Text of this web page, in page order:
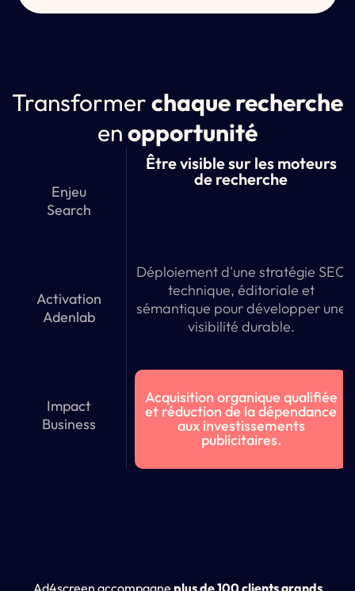
Transformerchaque recherche
enopportunité
Enjeu
Search
Être visible sur les moteurs
de recherche
Activation
Adenlab
Déploiement d'une stratégie SEO
technique, éditoriale et
sémantique pour développer une
visibilité durable.
Impact
Business
Acquisition organique qualifiée
et réduction de la dépendance
aux investissements
publicitaires.
Ad4screen accompagne plus de 100 clients grands